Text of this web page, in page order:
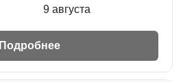
9 августа
Подробнее